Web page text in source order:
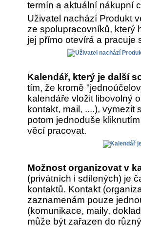
termín a aktuální nákupní
Uživatel nachází Produkt
ze spolupracovníků, který
jej přímo otevírá a pracuje
Kalendář, který je další
tím, že kromě
kalendáře vložit libovolný
kontakt, mail, ....), vymezit
potom jednoduše
věcí pracovat.
Možnost organizovat v
(privátních i sdílených) je
kontaktů. Kontakt
zaznamenám pouze
(komunikace, maily,
může být zařazen do